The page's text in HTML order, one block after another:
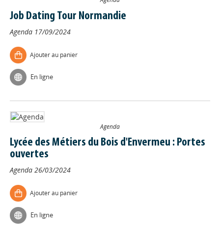
Job Dating Tour Normandie
Agenda 17/09/2024
Ajouter au panier
En ligne
Agenda
Lycée des Métiers du Bois d'Envermeu : Portes
ouvertes
Agenda 26/03/2024
Ajouter au panier
En ligne